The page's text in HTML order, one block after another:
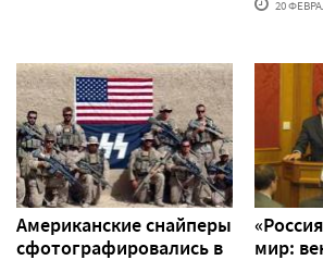
20
Американские снайперы
сфотографировались в
мир: